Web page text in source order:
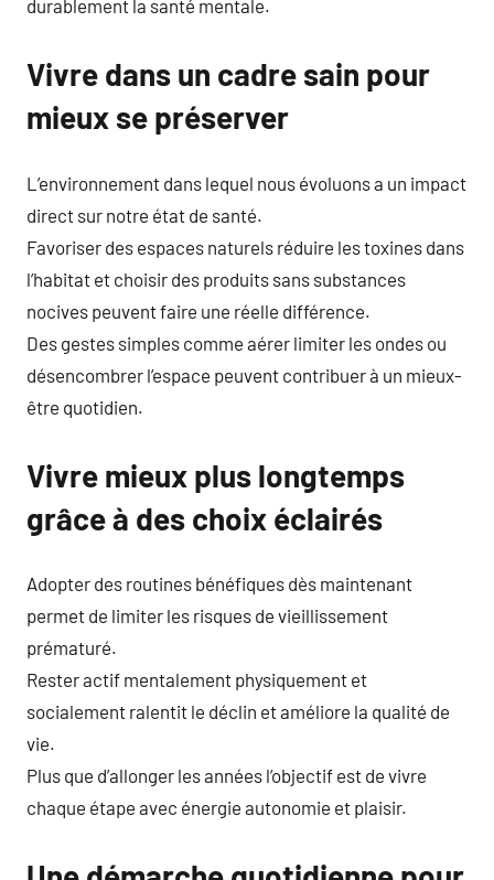
durablement la santé mentale.
Vivre dans un cadre sain pour
mieux se préserver
L’environnement dans lequel nous évoluons a un impact
direct sur notre état de santé.
Favoriser des espaces naturels réduire les toxines dans
l’habitat et choisir des produits sans substances
nocives peuvent faire une réelle différence.
Des gestes simples comme aérer limiter les ondes ou
désencombrer l’espace peuvent contribuer à un mieux-
être quotidien.
Vivre mieux plus longtemps
grâce à des choix éclairés
Adopter des routines bénéfiques dès maintenant
permet de limiter les risques de vieillissement
prématuré.
Rester actif mentalement physiquement et
socialement ralentit le déclin et améliore la qualité de
vie.
Plus que d’allonger les années l’objectif est de vivre
chaque étape avec énergie autonomie et plaisir.